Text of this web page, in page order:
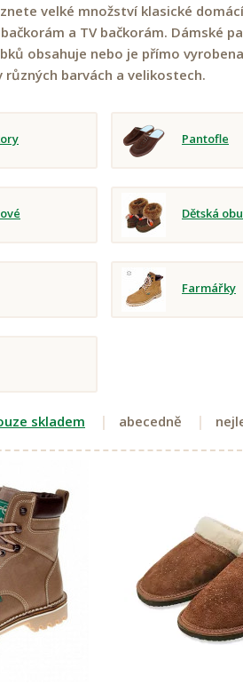
velké množství klasické
a TV bačkorám. Dámské
obsahuje nebo je přímo
různých barvách a velikostech.
Pantofle
Dětská
Farmářky
skladem abecedně